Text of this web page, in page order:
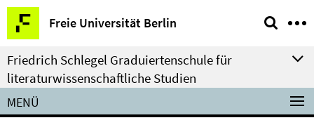
Springe
direkt
zu
Inhalt
Freie Universität Berlin
Service-
Navigation
Friedrich Schlegel Graduiertenschule für
literaturwissenschaftliche Studien
MENÜ